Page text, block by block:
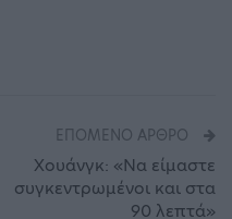
ΕΠΌΜΕΝΟ ΆΡΘΡΟ
Χουάνγκ: «Να είμαστε
συγκεντρωμένοι και στα
90 λεπτά»